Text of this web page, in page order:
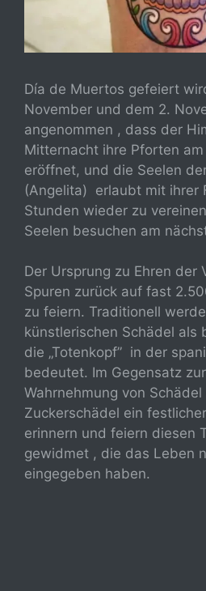
Día de Muertos gefeiert
November und dem 2.
angenommen , dass der
Mitternacht ihre Pforten
eröffnet, und die Seelen
(Angelita) erlaubt mit ihrer
Stunden wieder zu
Seelen besuchen am
Der Ursprung zu Ehren der
Spuren zurück auf fast
zu feiern. Traditionell
künstlerischen Schädel als
die „Totenkopf” in der
bedeutet. Im Gegensatz
Wahrnehmung von
Zuckerschädel ein
erinnern und feiern diesen
gewidmet , die das Leben
eingegeben haben.